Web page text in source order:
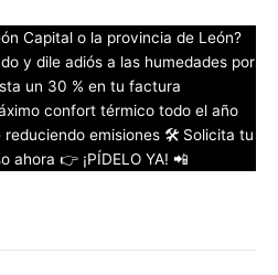
Capital o la provincia de León?
y dile adiós a las humedades por
un 30 % en tu factura
confort térmico todo el año
reduciendo emisiones 🛠️ Solicita tu
ahora 👉 ¡PÍDELO YA! 📲